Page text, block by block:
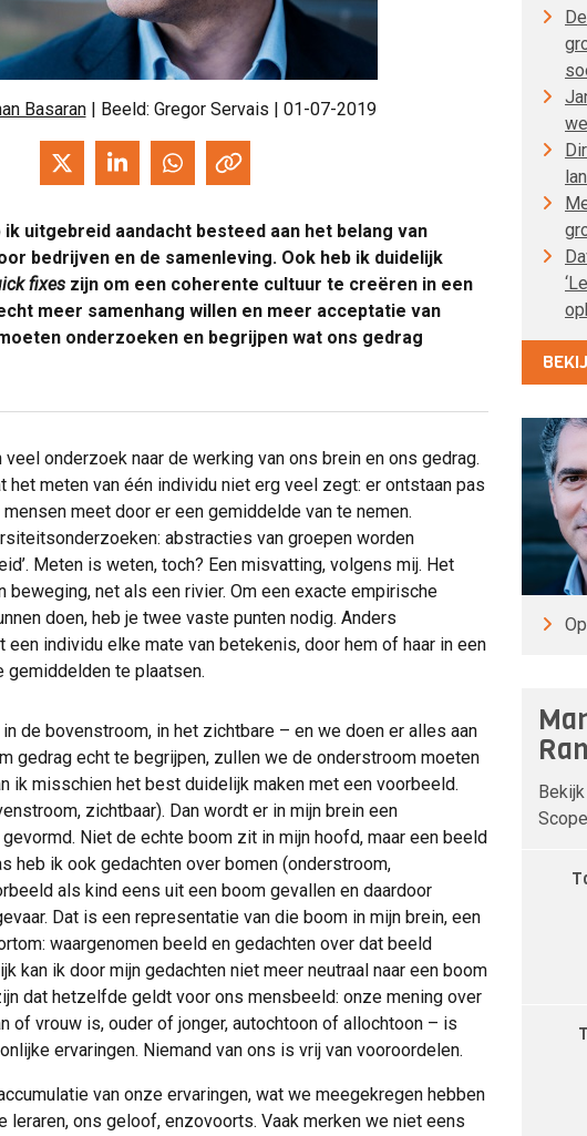
Basaran | Beeld: Gregor Servais | 01-07-2019
uitgebreid aandacht besteed aan het belang van
bedrijven en de samenleving. Ook heb ik duidelijk
fixes zijn om een coherente cultuur te creëren in een
meer samenhang willen en meer acceptatie van
onderzoeken en begrijpen wat ons gedrag
onderzoek naar de werking van ons brein en ons gedrag.
het meten van één individu niet erg veel zegt: er ontstaan pas
meet door er een gemiddelde van te nemen.
abstracties van groepen worden
Meten is weten, toch? Een misvatting, volgens mij. Het
beweging, net als een rivier. Om een exacte empirische
doen, heb je twee vaste punten nodig. Anders
een individu elke mate van betekenis, door hem of haar in een
gemiddelden te plaatsen.
de bovenstroom, in het zichtbare – en we doen er alles aan
gedrag echt te begrijpen, zullen we de onderstroom moeten
ik misschien het best duidelijk maken met een voorbeeld.
zichtbaar). Dan wordt er in mijn brein een
Niet de echte boom zit in mijn hoofd, maar een beeld
heb ik ook gedachten over bomen (onderstroom,
als kind eens uit een boom gevallen en daardoor
Dat is een representatie van die boom in mijn brein, een
waargenomen beeld en gedachten over dat beeld
kan ik door mijn gedachten niet meer neutraal naar een boom
dat hetzelfde geldt voor ons mensbeeld: onze mening over
of vrouw is, ouder of jonger, autochtoon of allochtoon – is
ervaringen. Niemand van ons is vrij van vooroordelen.
van onze ervaringen, wat we meegekregen hebben
leraren, ons geloof, enzovoorts. Vaak merken we niet eens